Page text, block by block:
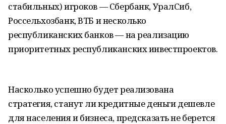
стабильных) игроков — Сбербанк, УралСиб,
Россельхозбанк, ВТБ и несколько
республиканских банков — на реализацию
приоритетных республиканских инвестпроектов.
Насколько успешно будет реализована
стратегия, станут ли кредитные деньги дешевле
для населения и бизнеса, предсказать не берется